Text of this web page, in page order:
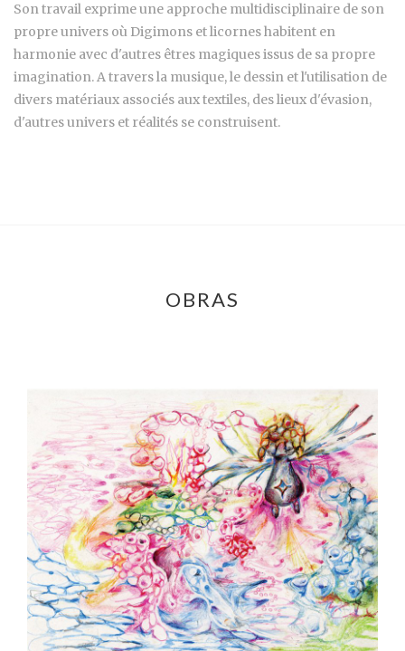
Son travail exprime une approche multidisciplinaire de son
propre univers où Digimons et licornes habitent en
harmonie avec d'autres êtres magiques issus de sa propre
imagination. A travers la musique, le dessin et l'utilisation de
divers matériaux associés aux textiles, des lieux d'évasion,
d'autres univers et réalités se construisent.
OBRAS